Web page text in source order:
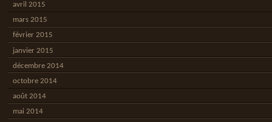
avril 2015
mars 2015
février 2015
janvier 2015
décembre 2014
octobre 2014
août 2014
mai 2014